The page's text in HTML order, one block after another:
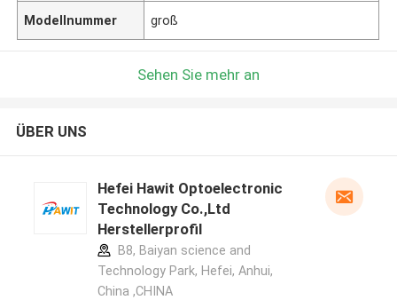
Modellnummer groß
Sehen Sie mehr an
ÜBER UNS
Hefei Hawit Optoelectronic
Technology Co.,Ltd
Herstellerprofil
B8, Baiyan science and
Technology Park, Hefei, Anhui,
China ,CHINA